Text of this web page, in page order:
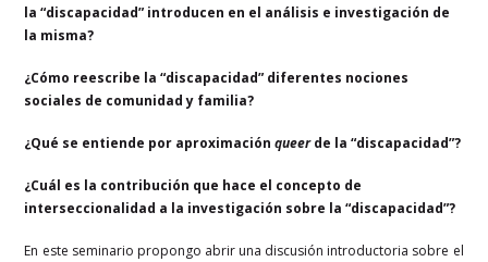
la “discapacidad” introducen en el análisis e investigación de
la misma?
¿Cómo reescribe la “discapacidad” diferentes nociones
sociales de comunidad y familia?
¿Qué se entiende por aproximaciónqueerde la “discapacidad”?
¿Cuál es la contribución que hace el concepto de
interseccionalidad a la investigación sobre la “discapacidad”?
En este seminario propongo abrir una discusión introductoria sobre el